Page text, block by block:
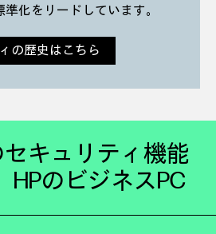
化をリードしています。
の歴史はこちら
セキュリティ機能
HPのビジネスPC